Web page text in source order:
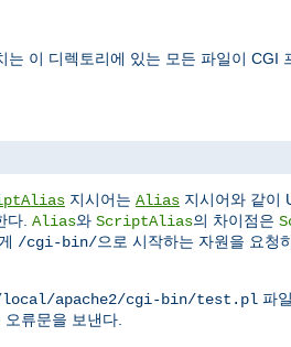
이 디렉토리에 있는 모든 파일이 CGI
지시어는 Alias 지시어와 같이
다. Alias와 ScriptAlias의 차이점은
/cgi-bin/으로 시작하는 자원을 요청
apache2/cgi-bin/test.pl 파
류문을 보낸다.